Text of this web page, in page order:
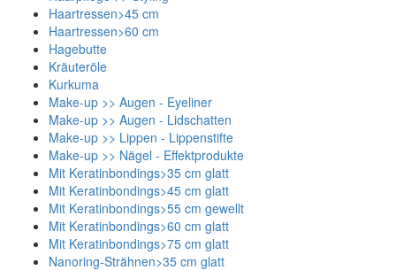
Haartressen>45 cm
Haartressen>60 cm
Hagebutte
Kräuteröle
Kurkuma
Make-up >> Augen - Eyeliner
Make-up >> Augen - Lidschatten
Make-up >> Lippen - Lippenstifte
Make-up >> Nägel - Effektprodukte
Mit Keratinbondings>35 cm glatt
Mit Keratinbondings>45 cm glatt
Mit Keratinbondings>55 cm gewellt
Mit Keratinbondings>60 cm glatt
Mit Keratinbondings>75 cm glatt
Nanoring-Strähnen>35 cm glatt